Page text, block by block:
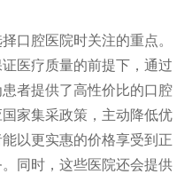
口腔医院时关注的重点。
医疗质量的前提下，通过
者提供了高性价比的口腔
家集采政策，主动降低优
以更实惠的价格享受到正
同时，这些医院还会提供